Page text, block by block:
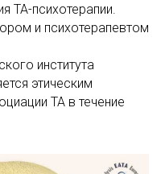
TA-психотерапии.
и психотерапевтом
института
этическим
ТА в течение